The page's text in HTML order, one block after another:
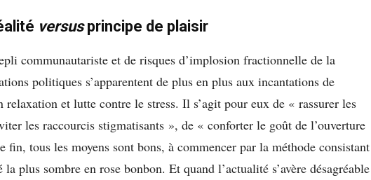
versusprincipe de plaisir
communautariste et de risques d’implosion fractionnelle de la
politiques s’apparentent de plus en plus aux incantations de
relaxation et lutte contre le stress. Il s’agit pour eux de « rassurer les
les raccourcis stigmatisants », de « conforter le goût de l’ouverture
fin, tous les moyens sont bons, à commencer par la méthode consistant
plus sombre en rose bonbon. Et quand l’actualité s’avère désagréable